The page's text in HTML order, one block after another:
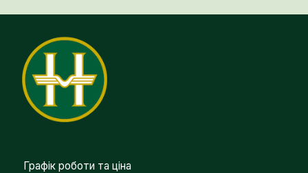
Графік роботи та ціна